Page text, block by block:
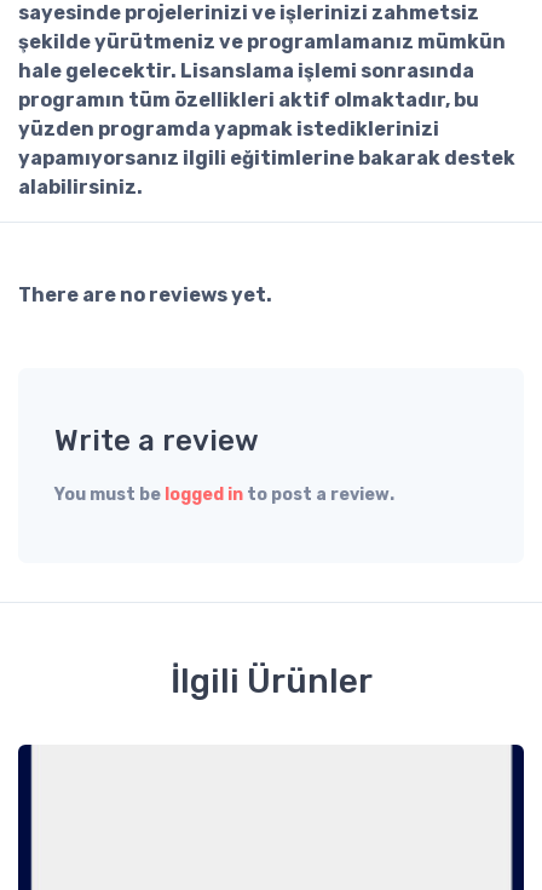
sayesinde projelerinizi ve işlerinizi zahmetsiz
şekilde yürütmeniz ve programlamanız mümkün
hale gelecektir. Lisanslama işlemi sonrasında
programın tüm özellikleri aktif olmaktadır, bu
yüzden programda yapmak istediklerinizi
yapamıyorsanız ilgili eğitimlerine bakarak destek
alabilirsiniz.
There are no reviews yet.
Write a review
You must be logged in to post a review.
İlgili Ürünler